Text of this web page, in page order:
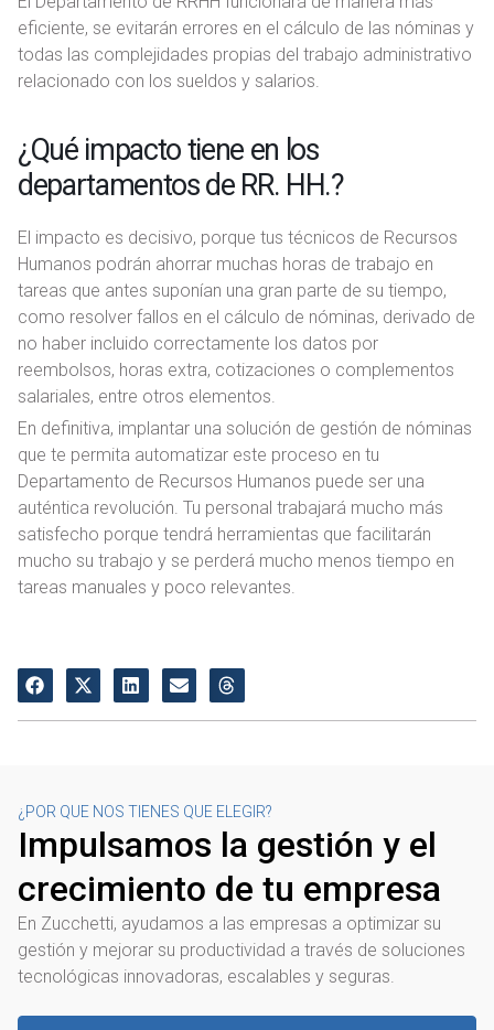
eficiente, se evitarán errores en el cálculo de las nóminas y
todas las complejidades propias del trabajo administrativo
relacionado con los sueldos y salarios.
¿Qué impacto tiene en los
departamentos de RR. HH.?
El impacto es decisivo, porque tus técnicos de Recursos
Humanos podrán ahorrar muchas horas de trabajo en
tareas que antes suponían una gran parte de su tiempo,
como resolver fallos en el cálculo de nóminas, derivado de
no haber incluido correctamente los datos por
reembolsos, horas extra, cotizaciones o complementos
salariales, entre otros elementos.
En definitiva, implantar una solución de gestión de nóminas
que te permita automatizar este proceso en tu
Departamento de Recursos Humanos puede ser una
auténtica revolución. Tu personal trabajará mucho más
satisfecho porque tendrá herramientas que facilitarán
mucho su trabajo y se perderá mucho menos tiempo en
tareas manuales y poco relevantes.
¿POR QUE NOS TIENES QUE ELEGIR?
Impulsamos la gestión y el
crecimiento de tu empresa
En Zucchetti, ayudamos a las empresas a optimizar su
gestión y mejorar su productividad a través de soluciones
tecnológicas innovadoras, escalables y seguras.